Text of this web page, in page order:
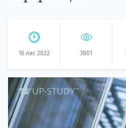
16 лис 2022 3801